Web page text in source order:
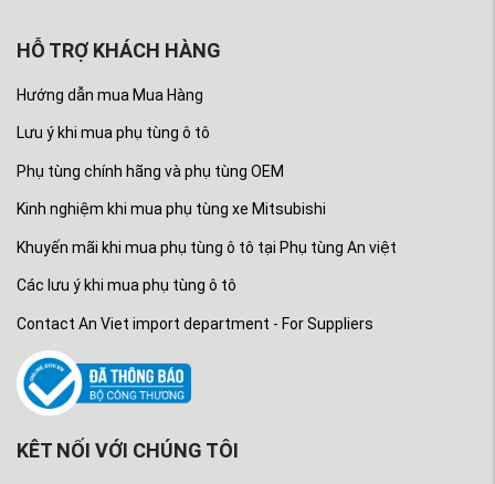
HỖ TRỢ KHÁCH HÀNG
Hướng dẫn mua Mua Hàng
Lưu ý khi mua phụ tùng ô tô
Phụ tùng chính hãng và phụ tùng OEM
Kinh nghiệm khi mua phụ tùng xe Mitsubishi
Khuyến mãi khi mua phụ tùng ô tô tại Phụ tùng An việt
Các lưu ý khi mua phụ tùng ô tô
Contact An Viet import department - For Suppliers
KÊT NỐI VỚI CHÚNG TÔI